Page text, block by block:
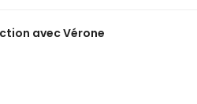
avec Vérone